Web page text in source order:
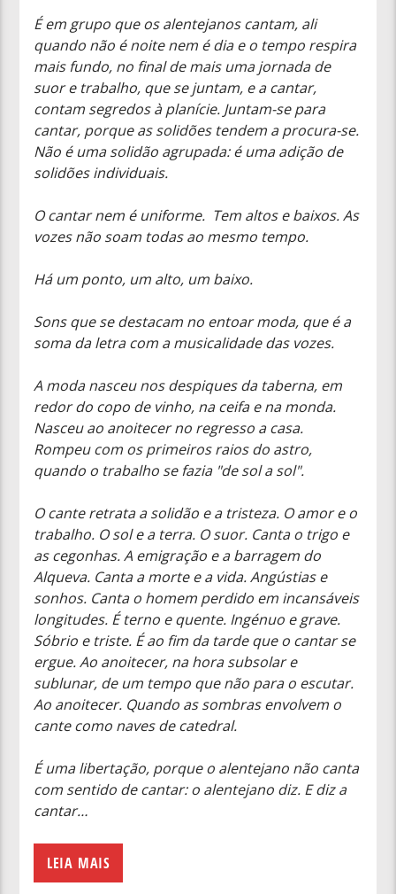
É em grupo que os alentejanos cantam, ali
quando não é noite nem é dia e o tempo respira
mais fundo, no final de mais uma jornada de
suor e trabalho, que se juntam, e a cantar,
contam segredos à planície. Juntam-se para
cantar, porque as solidões tendem a procura-se.
Não é uma solidão agrupada: é uma adição de
solidões individuais.
O cantar nem é uniforme. Tem altos e baixos. As
vozes não soam todas ao mesmo tempo.
Há um ponto, um alto, um baixo.
Sons que se destacam no entoar moda, que é a
soma da letra com a musicalidade das vozes.
A moda nasceu nos despiques da taberna, em
redor do copo de vinho, na ceifa e na monda.
Nasceu ao anoitecer no regresso a casa.
Rompeu com os primeiros raios do astro,
quando o trabalho se fazia "de sol a sol".
O cante retrata a solidão e a tristeza. O amor e o
trabalho. O sol e a terra. O suor. Canta o trigo e
as cegonhas. A emigração e a barragem do
Alqueva. Canta a morte e a vida. Angústias e
sonhos. Canta o homem perdido em incansáveis
longitudes. É terno e quente. Ingénuo e grave.
Sóbrio e triste. É ao fim da tarde que o cantar se
ergue. Ao anoitecer, na hora subsolar e
sublunar, de um tempo que não para o escutar.
Ao anoitecer. Quando as sombras envolvem o
cante como naves de catedral.
É uma libertação, porque o alentejano não canta
com sentido de cantar: o alentejano diz. E diz a
cantar…
LEIA MAIS